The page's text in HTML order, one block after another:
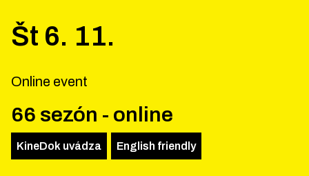
Št 6. 11.
Online event
66 sezón - online
KineDok uvádza English friendly